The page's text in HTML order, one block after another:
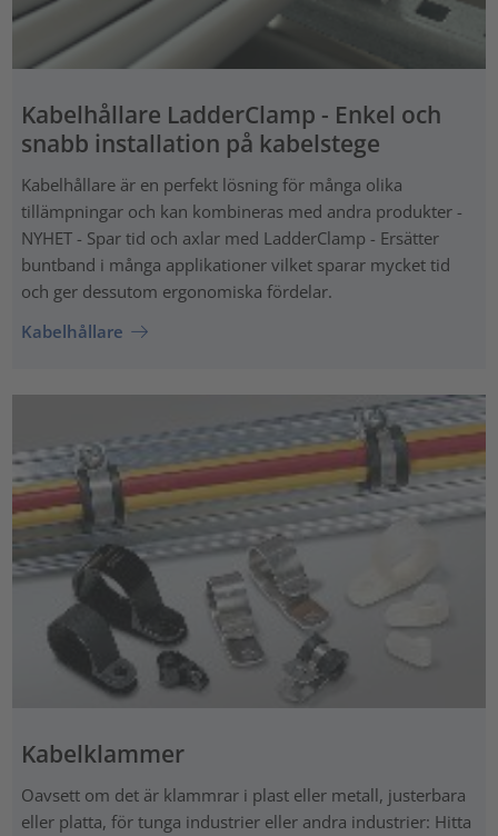
Kabelhållare LadderClamp - Enkel och
snabb installation på kabelstege
Kabelhållare är en perfekt lösning för många olika
tillämpningar och kan kombineras med andra produkter -
NYHET - Spar tid och axlar med LadderClamp - Ersätter
buntband i många applikationer vilket sparar mycket tid
och ger dessutom ergonomiska fördelar.
Kabelhållare
Kabelklammer
Oavsett om det är klammrar i plast eller metall, justerbara
eller platta, för tunga industrier eller andra industrier: Hitta